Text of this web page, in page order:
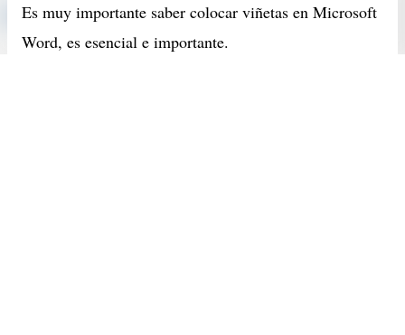
Es muy importante saber colocar viñetas en Microsoft
Word, es esencial e importante.